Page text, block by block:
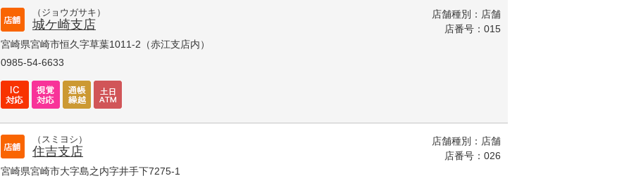
（ジョウガサキ）
城ケ崎支店
宮崎県宮崎市恒久字草葉1011-2（赤江支店内）
0985-54-6633
店舗種別：店舗
店番号：015
（スミヨシ）
住吉支店
宮崎県宮崎市大字島之内字井手下7275-1
店舗種別：店舗
店番号：026